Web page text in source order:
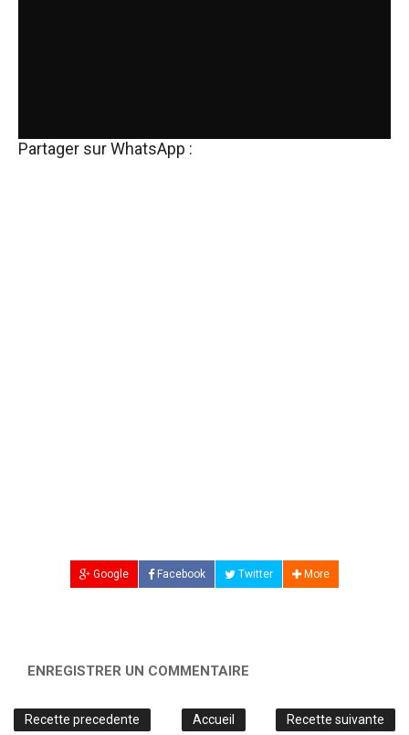
Partager sur WhatsApp :
Google Facebook Twitter More
ENREGISTRER UN COMMENTAIRE
Recette precedente Recette suivante
Accueil